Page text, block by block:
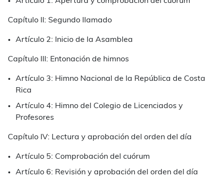
Capítulo II: Segundo llamado
Artículo 2: Inicio de la Asamblea
Capítulo III: Entonación de himnos
Artículo 3: Himno Nacional de la República de Costa
Rica
Artículo 4: Himno del Colegio de Licenciados y
Profesores
Capítulo IV: Lectura y aprobación del orden del día
Artículo 5: Comprobación del cuórum
Artículo 6: Revisión y aprobación del orden del día